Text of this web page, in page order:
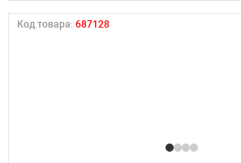
Код товара: 687128